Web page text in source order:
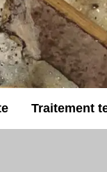
Traitement